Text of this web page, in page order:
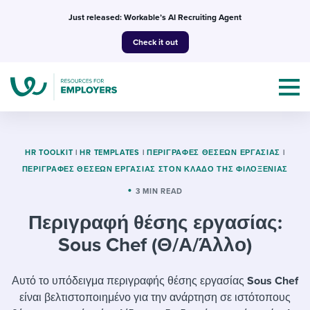
Just released: Workable’s AI Recruiting Agent
Check it out
Topics
Mobilizing AI in my work
Templates & Guides
I WANT...
I’m a jobseeker
Attend webinars & events
HR TOOLKIT | HR TEMPLATES | ΠΕΡΙΓΡΑΦΈΣ ΘΈΣΕΩΝ ΕΡΓΑΣΊΑΣ |
ΠΕΡΙΓΡΑΦΈΣ ΘΈΣΕΩΝ ΕΡΓΑΣΊΑΣ ΣΤΟΝ ΚΛΆΔΟ ΤΗΣ ΦΙΛΟΞΕΝΊΑΣ
3 MIN READ
Περιγραφή θέσης εργασίας:
Sous Chef (Θ/Α/Άλλο)
Αυτό το υπόδειγμα περιγραφής θέσης εργασίας Sous Chef
είναι βελτιστοποιημένο για την ανάρτηση σε ιστότοπους